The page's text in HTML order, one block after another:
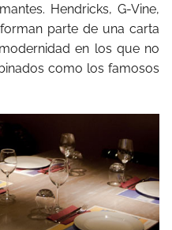
Hendricks, G-Vine,
parte de una carta
en los que no
como los famosos